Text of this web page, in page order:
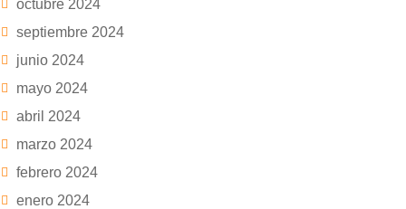
octubre 2024
septiembre 2024
junio 2024
mayo 2024
abril 2024
marzo 2024
febrero 2024
enero 2024